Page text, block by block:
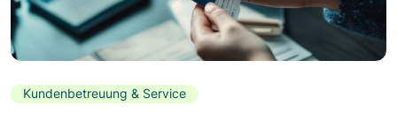
Kundenbetreuung & Service